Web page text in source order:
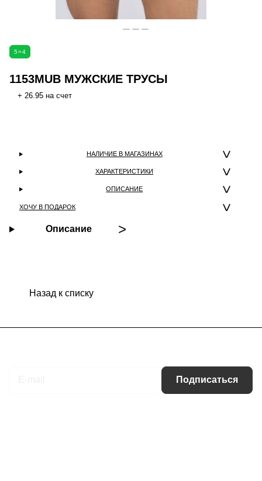
5=4
1153MUB МУЖСКИЕ ТРУСЫ
+ 26.95 на счет
НАЛИЧИЕ В МАГАЗИНАХ
ХАРАКТЕРИСТИКИ
ОПИСАНИЕ
ХОЧУ В ПОДАРОК
Описание
Назад к списку
Подписаться